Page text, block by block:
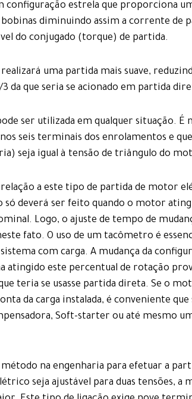
estrela que proporciona
diminuindo assim a corrente de
do conjugado (torque) de partida.
uma partida mais suave,
da que seria se acionado em partida
ser utilizada em qualquer situação. É
seis terminais dos enrolamentos e
seja igual à tensão de triângulo do
a este tipo de partida de motor
só deverá ser feito quando o motor
Logo, o ajuste de tempo de
fato. O uso de um tacômetro é
com carga. A mudança da
atingido este percentual de rotação
teria se usasse partida direta. Se o
da carga instalada, é conveniente que
Soft-starter ou até mesmo
na engenharia para efetuar a
seja ajustável para duas tensões, a